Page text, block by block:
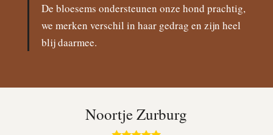
De bloesems ondersteunen onze hond prachtig,
we merken verschil in haar gedrag en zijn heel
blij daarmee.
Noortje Zurburg